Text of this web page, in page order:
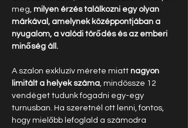
meg, milyen érzés találkozni egy olyan
márkával, amelynek középpontjában a
nyugalom, a valódi törődés és az emberi
minőség áll.
A szalon exkluzív mérete miatt nagyon
limitált a helyek száma, mindössze 12
vendéget tudunk fogadni egy-egy
turnusban. Ha szeretnél ott lenni, fontos,
hogy mielőbb lefoglald a számodra